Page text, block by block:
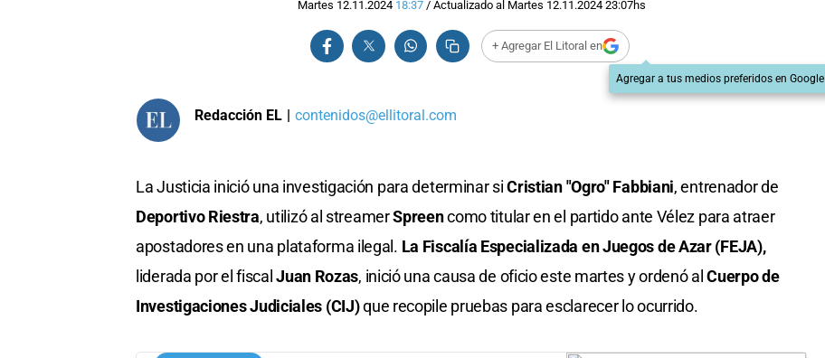
Martes 12.11.2024 18:37/ Actualizado al Martes 12.11.2024 23:07hs
+ Agregar El Litoral en
Agregar a tus medios preferidos en Google
Redacción EL | contenidos@ellitoral.com
La Justicia inició una investigación para determinar siCristian "Ogro" Fabbiani, entrenador de
Deportivo Riestra, utilizó al streamerSpreencomo titular en el partido ante Vélez para atraer
apostadores en una plataforma ilegal. La Fiscalía Especializada en Juegos de Azar (FEJA),
liderada por el fiscalJuan Rozas, inició una causa de oficio este martes y ordenó alCuerpo de
Investigaciones Judiciales (CIJ)que recopile pruebas para esclarecer lo ocurrido.